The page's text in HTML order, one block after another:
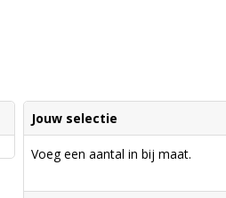
Jouw selectie
Voeg een aantal in bij maat.